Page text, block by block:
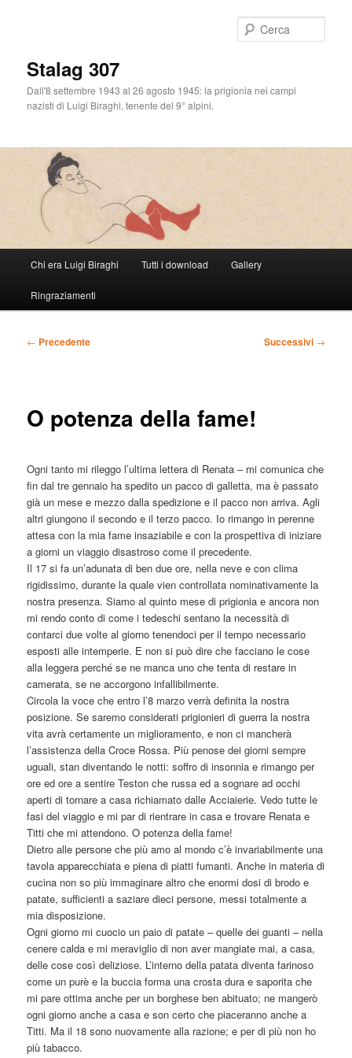
Stalag 307
Dall'8 settembre 1943 al 26 agosto 1945: la prigionia nei campi
nazisti di Luigi Biraghi, tenente del 9° alpini.
principale
Vai
al
Chi era Luigi Biraghi Tutti i download Gallery
Ringraziamenti
Navigazione
← Precedente Successivi →
O potenza della fame!
Ogni tanto mi rileggo l’ultima lettera di Renata – mi comunica che
fin dal tre gennaio ha spedito un pacco di galletta, ma è passato
già un mese e mezzo dalla spedizione e il pacco non arriva. Agli
altri giungono il secondo e il terzo pacco. Io rimango in perenne
attesa con la mia fame insaziabile e con la prospettiva di iniziare
a giorni un viaggio disastroso come il precedente.
Il 17 si fa un’adunata di ben due ore, nella neve e con clima
rigidissimo, durante la quale vien controllata nominativamente la
nostra presenza. Siamo al quinto mese di prigionia e ancora non
mi rendo conto di come i tedeschi sentano la necessità di
contarci due volte al giorno tenendoci per il tempo necessario
esposti alle intemperie. E non si può dire che facciano le cose
alla leggera perché se ne manca uno che tenta di restare in
camerata, se ne accorgono infallibilmente.
Circola la voce che entro l’8 marzo verrà definita la nostra
posizione. Se saremo considerati prigionieri di guerra la nostra
vita avrà certamente un miglioramento, e non ci mancherà
l’assistenza della Croce Rossa. Più penose dei giorni sempre
uguali, stan diventando le notti: soffro di insonnia e rimango per
ore ed ore a sentire Teston che russa ed a sognare ad occhi
aperti di tornare a casa richiamato dalle Acciaierie. Vedo tutte le
fasi del viaggio e mi par di rientrare in casa e trovare Renata e
Titti che mi attendono. O potenza della fame!
Dietro alle persone che più amo al mondo c’è invariabilmente una
tavola apparecchiata e piena di piatti fumanti. Anche in materia di
cucina non so più immaginare altro che enormi dosi di brodo e
patate, sufficienti a saziare dieci persone, messi totalmente a
mia disposizione.
Ogni giorno mi cuocio un paio di patate – quelle dei guanti – nella
cenere calda e mi meraviglio di non aver mangiate mai, a casa,
delle cose così deliziose. L’interno della patata diventa farinoso
come un purè e la buccia forma una crosta dura e saporita che
mi pare ottima anche per un borghese ben abituato; ne mangerò
ogni giorno anche a casa e son certo che piaceranno anche a
Titti. Ma il 18 sono nuovamente alla razione; e per di più non ho
più tabacco.